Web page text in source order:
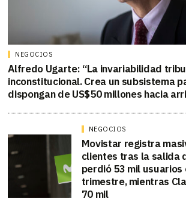
NEGOCIOS
Alfredo Ugarte: “La invariabilidad
inconstitucional. Crea un subsistema
dispongan de US$50 millones hacia
NEGOCIOS
Movistar registra
clientes tras la salida
perdió 53 mil usuarios
trimestre, mientras
70 mil